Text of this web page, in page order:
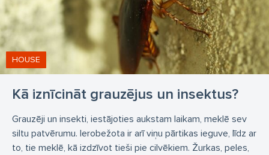
iznīcināšana mājās
iznīcināšana dzīvokļos
iznīcināšana uzņēmumos
grauzēju iznīdēšana
insektu iznīdēšana
iznīcināšana Rīgā
Kā iznīcināt grauzējus un insektus?
HOUSE
Grauzēji un insekti, iestājoties aukstam laikam, meklē sev
siltu patvērumu. Ierobežota ir arī viņu pārtikas ieguve, līdz ar
to, tie meklē, kā izdzīvot tieši pie cilvēkiem. Žurkas, peles,